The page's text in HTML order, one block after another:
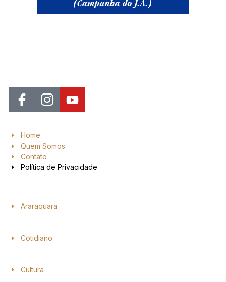
Home
Quem Somos
Contato
Política de Privacidade
Araraquara
Cotidiano
Cultura